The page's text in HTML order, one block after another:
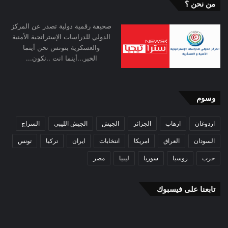
من نحن ؟
صحيفة رقمية دولية تصدر عن المركز
الدولي للدراسات الإستراتجية الأمنية
والعسكرية بتونس نحن أينما
الخبر...أينما انت ..نكون...
وسوم
اردوغان ارهاب الجزائر الجيش الجيش الليبي السراج
السودان العراق امريكا انتخابات ايران تركيا تونس
حرب روسيا سوريا ليبيا مصر
تابعنا على فيسبوك